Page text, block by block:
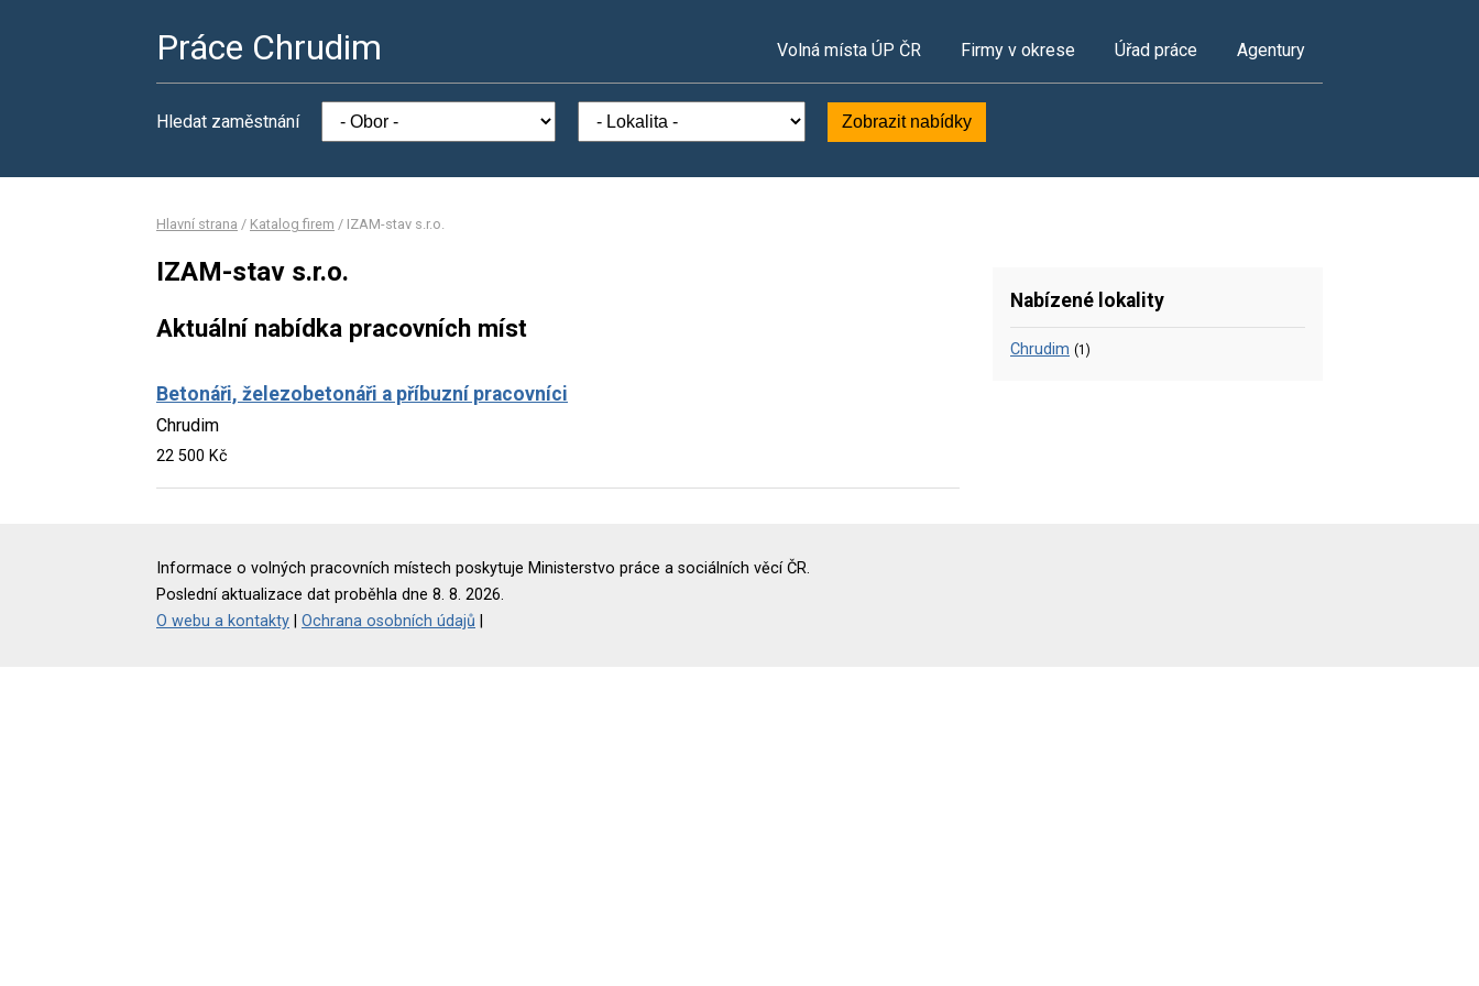
Práce Chrudim Volná místa ÚP ČR Firmy v okrese Úřad práce Agentury
Hledat zaměstnání Zobrazit nabídky
Hlavní strana / Katalog firem / IZAM-stav s.r.o.
IZAM-stav s.r.o.
Aktuální nabídka pracovních míst
Betonáři, železobetonáři a příbuzní pracovníci
Chrudim
22 500 Kč
Nabízené lokality
Chrudim (1)
Informace o volných pracovních místech poskytuje Ministerstvo práce a sociálních věcí ČR.
Poslední aktualizace dat proběhla dne 8. 8. 2026.
O webu a kontakty
Ochrana osobních údajů